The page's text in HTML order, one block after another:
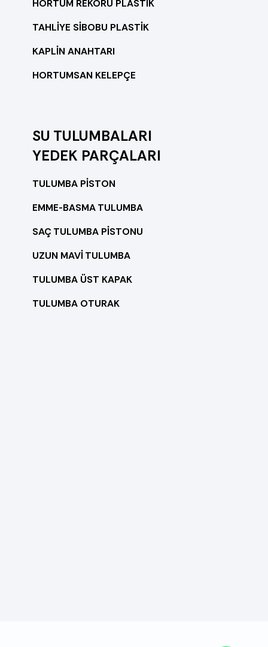
HORTUM REKORU PLASTİK
TAHLİYE SİBOBU PLASTİK
KAPLİN ANAHTARI
HORTUMSAN KELEPÇE
SU TULUMBALARI
YEDEK PARÇALARI
TULUMBA PİSTON
EMME-BASMA TULUMBA
SAÇ TULUMBA PİSTONU
UZUN MAVİ TULUMBA
TULUMBA ÜST KAPAK
TULUMBA OTURAK